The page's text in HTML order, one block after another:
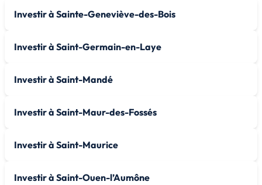
Investir à Sainte-Geneviève-des-Bois
Investir à Saint-Germain-en-Laye
Investir à Saint-Mandé
Investir à Saint-Maur-des-Fossés
Investir à Saint-Maurice
Investir à Saint-Ouen-l’Aumône